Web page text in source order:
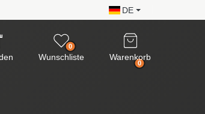
DE
0
Wunschliste
0
Warenkorb